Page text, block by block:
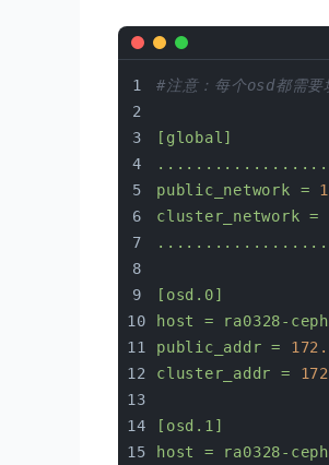
#注意：每个osd都需
[global]
public_network
=
cluster_network =
[osd.0]
host
=
ra0328-
public_addr =
cluster_addr
=
[osd.1]
host
=
ra0328-